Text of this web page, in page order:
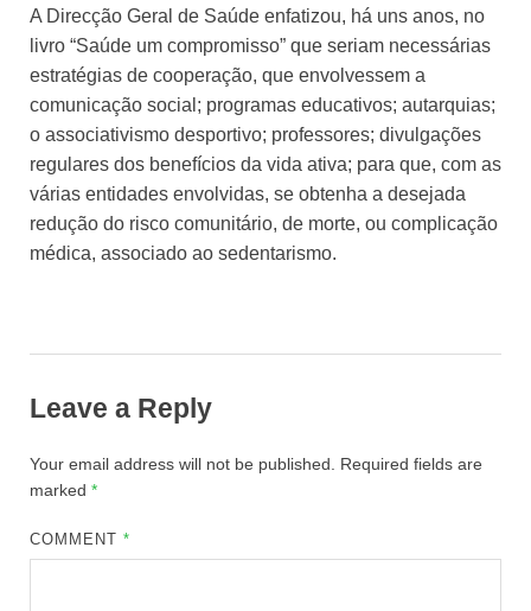
A Direcção Geral de Saúde enfatizou, há uns anos, no
livro “Saúde um compromisso” que seriam necessárias
estratégias de cooperação, que envolvessem a
comunicação social; programas educativos; autarquias;
o associativismo desportivo; professores; divulgações
regulares dos benefícios da vida ativa; para que, com as
várias entidades envolvidas, se obtenha a desejada
redução do risco comunitário, de morte, ou complicação
médica, associado ao sedentarismo.
Leave a Reply
Your email address will not be published.
Required fields are
marked *
COMMENT*